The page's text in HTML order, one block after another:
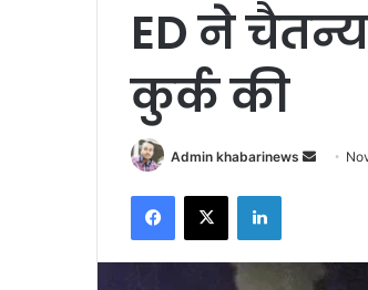
ED ने
कुर्क की
Admin khabarinews
Send
Facebook
X LinkedIn